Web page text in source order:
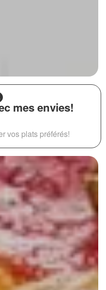
mes envies!
vos plats préférés!